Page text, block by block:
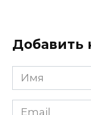
Добавить
Имя
*
Email